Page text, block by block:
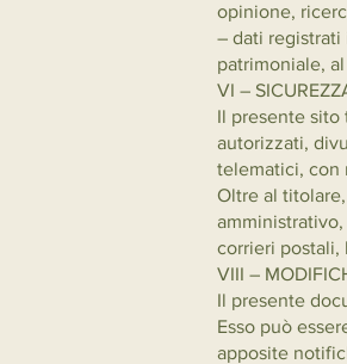
opinione,
– dati
patrimoniale,
VI –
Il presente sito
autorizzati,
telematici, con
Oltre al
corrieri postali,
VIII –
Il presente
Esso può
apposite